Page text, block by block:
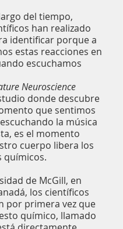
del tiempo,
han realizado
identificar porque a
estas reacciones en
escuchamos
Neuroscience
donde descubre
que sentimos
la música
es el momento
cuerpo libera los
químicos.
de McGill, en
los científicos
por primera vez que
químico, llamado